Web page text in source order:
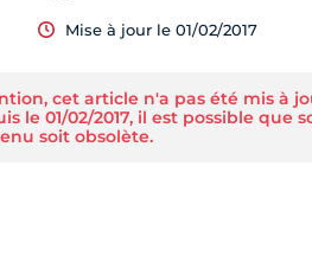
Mise à jour le 01/02/2017
cet article n'a pas été mis à
le 01/02/2017, il est possible que
soit obsolète.